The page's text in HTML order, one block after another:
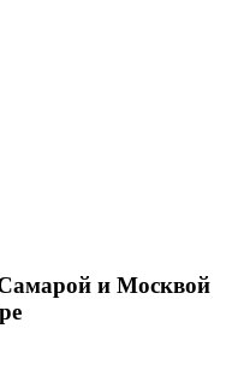
и Москвой